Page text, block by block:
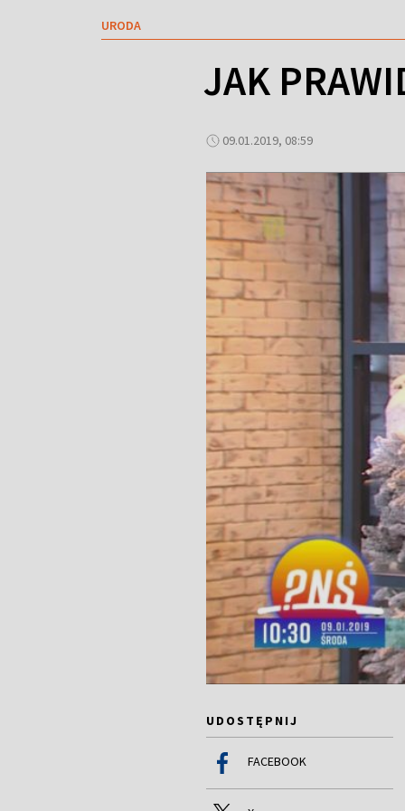
URODA
JAK
09.01.2019, 08:59
UDOSTĘPNIJ
FACEBOOK